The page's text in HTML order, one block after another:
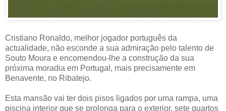
Cristiano Ronaldo, melhor jogador português da
actualidade, não esconde a sua admiração pelo talento de
Souto Moura e encomendou-lhe a construção da sua
próxima moradia em Portugal, mais precisamente em
Benavente, no Ribatejo.
Esta mansão vai ter dois pisos ligados por uma rampa, uma
piscina interior que se prolonga para o exterior, sete quartos